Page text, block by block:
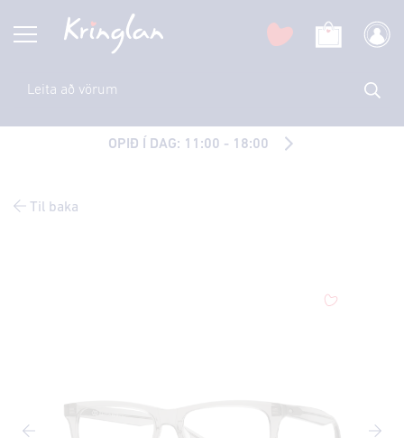
OPIÐ Í DAG: 11:00 - 18:00
Til baka